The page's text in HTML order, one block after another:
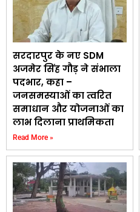
सरदारपुर के नए SDM
अजमेर सिंह गौड़ ने संभाला
पदभार, कहा –
जनसमस्याओं का त्वरित
समाधान और योजनाओं का
लाभ दिलाना प्राथमिकता
Read More »